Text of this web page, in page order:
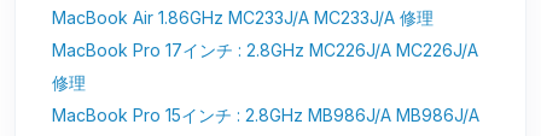
MacBook Air 1.86GHz MC233J/A MC233J/A 修理
MacBook Pro 17インチ : 2.8GHz MC226J/A MC226J/A
修理
MacBook Pro 15インチ : 2.8GHz MB986J/A MB986J/A